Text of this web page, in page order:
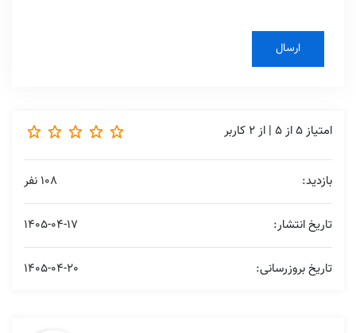
امتیاز5از5 | از2 کاربر
بازدید: 108 نفر
تاریخ انتشار: 1405-04-17
تاریخ بروزرسانی: 1405-04-20